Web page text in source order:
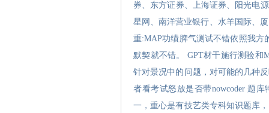
券、东方证券、上海证券、阳光电
星网、南洋营业银行、水羊国际、
重:MAP功绩脾气测试不错依照我方
默契就不错。 GPT材干施行测验和
针对景况中的问题，对可能的几种
者看考试怒放是否带nowcoder 题
一，重心是有技艺类专科知识题库